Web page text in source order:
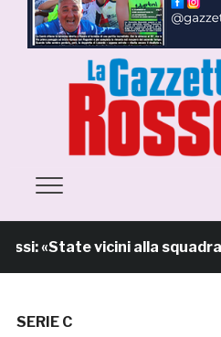
«State vicini alla squadra.
SERIE C